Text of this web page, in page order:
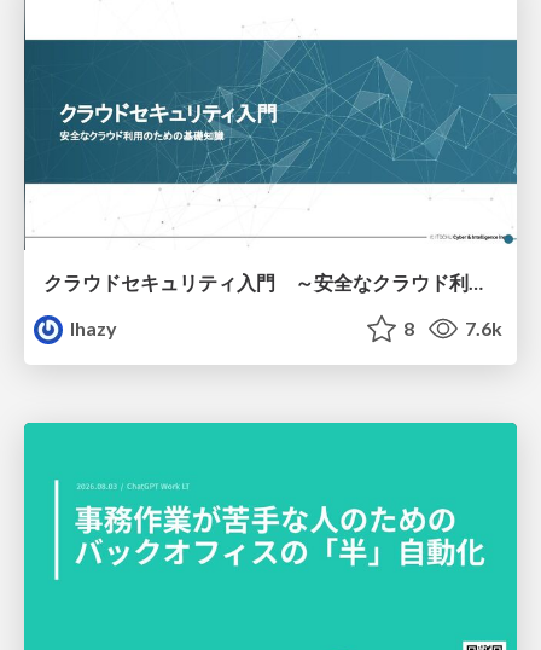
クラウドセキュリティ入門 ～安全なクラウド利用のための基礎知識～
lhazy
8 7.6k